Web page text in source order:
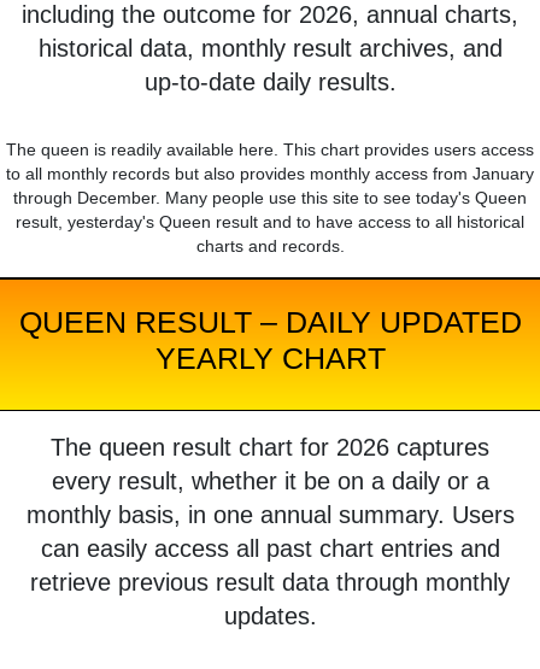
including the outcome for 2026, annual charts,
historical data, monthly result archives, and
up-to-date daily results.
The queen is readily available here. This chart provides users access
to all monthly records but also provides monthly access from January
through December. Many people use this site to see today's Queen
result, yesterday's Queen result and to have access to all historical
charts and records.
QUEEN RESULT – DAILY UPDATED
YEARLY CHART
The queen result chart for 2026 captures
every result, whether it be on a daily or a
monthly basis, in one annual summary. Users
can easily access all past chart entries and
retrieve previous result data through monthly
updates.